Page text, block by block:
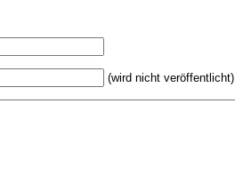
(wird nicht veröffentlicht)